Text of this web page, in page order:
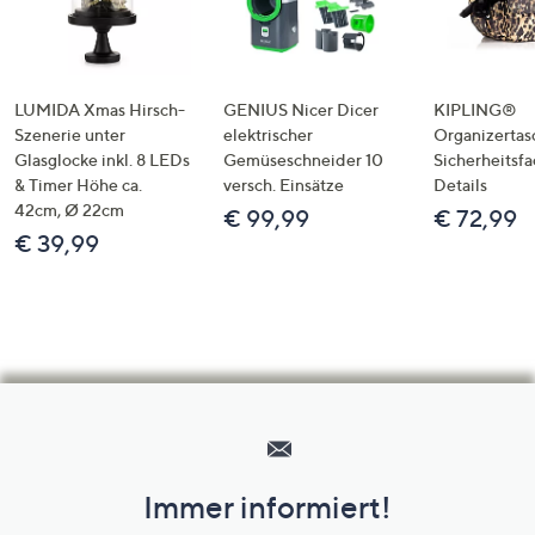
LUMIDA Xmas Hirsch-
Szenerie unter
Glasglocke inkl. 8 LEDs
& Timer Höhe ca.
42cm, Ø 22cm
€ 39,99
GENIUS Nicer Dicer
elektrischer
Gemüseschneider 10
versch. Einsätze
€ 99,99
KIPLING®
Details
€ 72,99
Unternehmensinformationen
Immer informiert!